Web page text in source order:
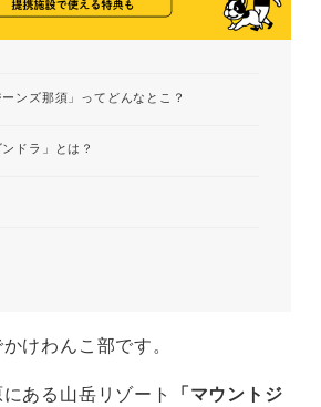
ーンズ那須」ってどんなとこ？
ンドラ」とは？
けわんこ部です。
ある山岳リゾート
「マウントジ